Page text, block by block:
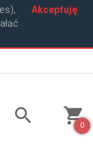
Akceptuję
0